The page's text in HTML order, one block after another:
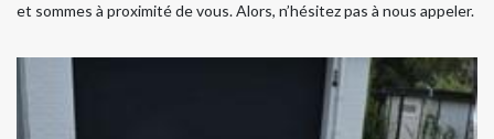
et sommes à proximité de vous. Alors, n’hésitez pas à nous appeler.